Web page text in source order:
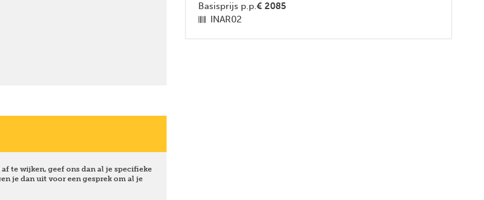
te wijken, geef ons dan al je specifieke
je dan uit voor een gesprek om al je
Basisprijs p.p.€ 2085
INAR02